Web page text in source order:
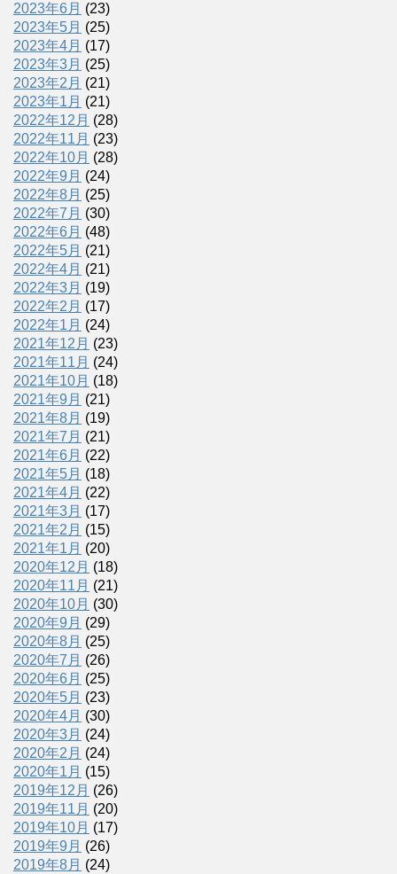
2023年6月 (23)
2023年5月 (25)
2023年4月 (17)
2023年3月 (25)
2023年2月 (21)
2023年1月 (21)
2022年12月 (28)
2022年11月 (23)
2022年10月 (28)
2022年9月 (24)
2022年8月 (25)
2022年7月 (30)
2022年6月 (48)
2022年5月 (21)
2022年4月 (21)
2022年3月 (19)
2022年2月 (17)
2022年1月 (24)
2021年12月 (23)
2021年11月 (24)
2021年10月 (18)
2021年9月 (21)
2021年8月 (19)
2021年7月 (21)
2021年6月 (22)
2021年5月 (18)
2021年4月 (22)
2021年3月 (17)
2021年2月 (15)
2021年1月 (20)
2020年12月 (18)
2020年11月 (21)
2020年10月 (30)
2020年9月 (29)
2020年8月 (25)
2020年7月 (26)
2020年6月 (25)
2020年5月 (23)
2020年4月 (30)
2020年3月 (24)
2020年2月 (24)
2020年1月 (15)
2019年12月 (26)
2019年11月 (20)
2019年10月 (17)
2019年9月 (26)
2019年8月 (24)